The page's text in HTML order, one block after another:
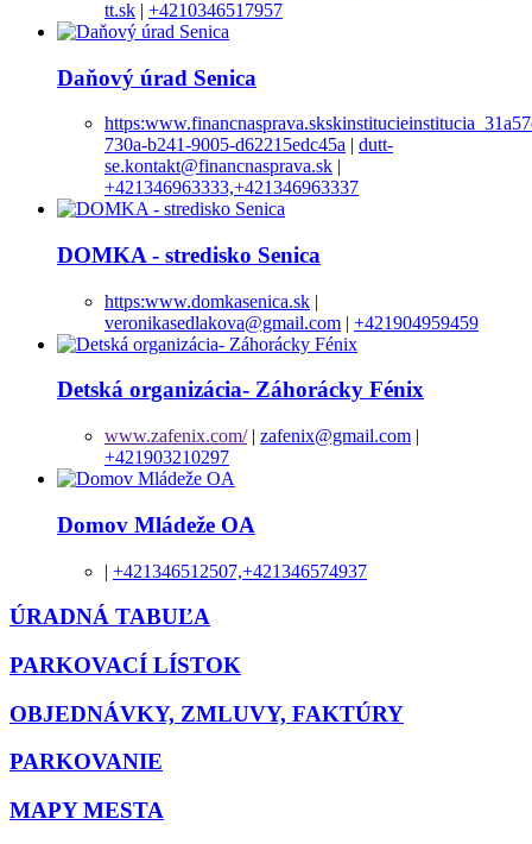
tt.sk | +4210346517957
Daňový úrad Senica
730a-b241-9005-d62215edc45a | dutt-
se.kontakt@financnasprava.sk |
+421346963333,+421346963337
DOMKA - stredisko Senica
https:www.domkasenica.sk |
veronikasedlakova@gmail.com | +421904959459
Detská organizácia- Záhorácky Fénix
www.zafenix.com/| zafenix@gmail.com |
+421903210297
Domov Mládeže OA
| +421346512507,+421346574937
ÚRADNÁ TABUĽA
PARKOVACÍ LÍSTOK
OBJEDNÁVKY, ZMLUVY, FAKTÚRY
PARKOVANIE
MAPY MESTA